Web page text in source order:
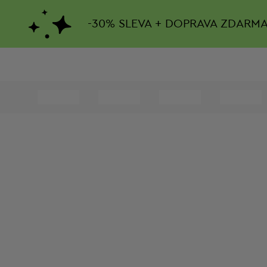
-30% SLEVA + DOPRAVA ZDARMA